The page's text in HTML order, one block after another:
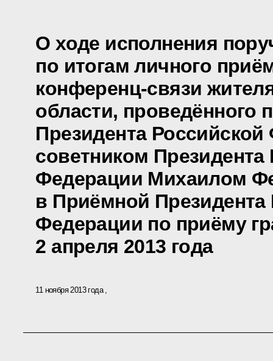
О ходе исполнения
по итогам личного
конференц-связи
области, проведённого
Президента
советником Президента
Федерации Михаилом
в Приёмной Президента
Федерации по приёму
2 апреля 2013 года
11 ноября 2013 года